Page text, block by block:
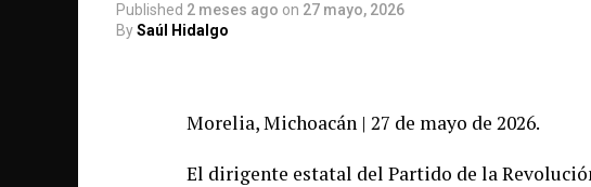
Published 2 meses ago on 27 mayo, 2026
BySaúl Hidalgo
Morelia, Michoacán | 27 de mayo de 2026.
El dirigente estatal del Partido de la